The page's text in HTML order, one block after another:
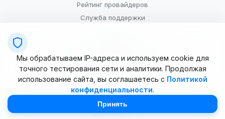
Рейтинг провайдеров
Служба поддержки
Условия использования
© 2025–2026 OpenSpeedTest (ИП Долматова В.В.). Все права
Мы обрабатываем IP-адреса и используем cookie для
точного тестирования сети и аналитики. Продолжая
использование сайта, вы соглашаетесь с Политикой
конфиденциальности.
Принять